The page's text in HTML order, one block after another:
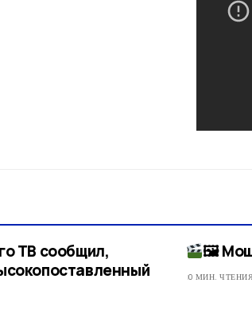
ТВ сообщил,
🖼
0 МИН. ЧТЕНИЯ